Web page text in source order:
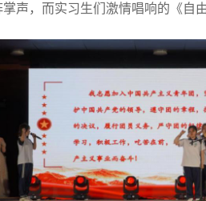
声，而实习生们激情唱响的《自